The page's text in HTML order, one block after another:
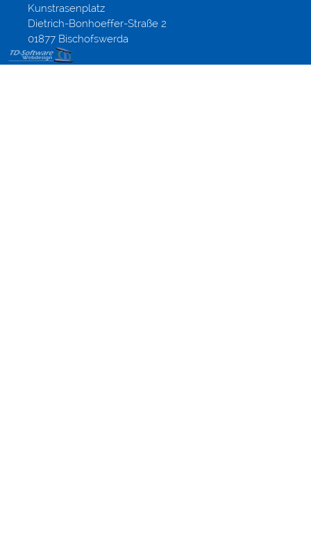
Kunstrasenplatz
Dietrich-Bonhoeffer-Straße 2
01877 Bischofswerda